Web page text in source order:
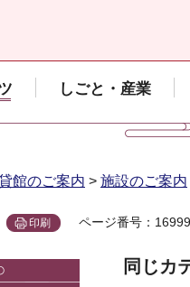
しごと・産業
館のご案内 > 施設のご案内
印刷 ページ番号：16999
同じカ